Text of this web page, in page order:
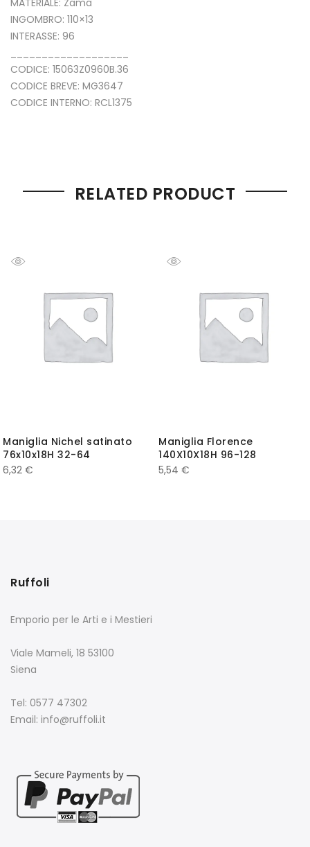
INGOMBRO: 110×13
INTERASSE: 96
CODICE: 15063Z0960B.36
CODICE BREVE: MG3647
CODICE INTERNO: RCL1375
RELATED PRODUCT
Maniglia Nichel satinato
76x10x18H 32-64
6,32 €
Maniglia Florence
140X10X18H 96-128
5,54 €
Ruffoli
Emporio per le Arti e i Mestieri
Viale Mameli, 18 53100
Siena
Tel: 0577 47302
Email: info@ruffoli.it